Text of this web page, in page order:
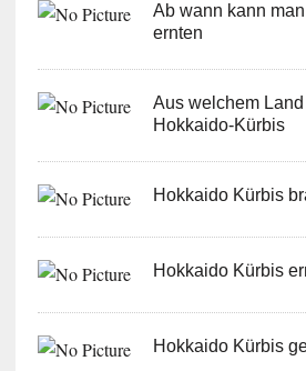
Ab wann kann
ernten
Aus welchem
Hokkaido-Kürbis
Hokkaido Kürbis
Hokkaido Kürbis
Hokkaido Kürbis